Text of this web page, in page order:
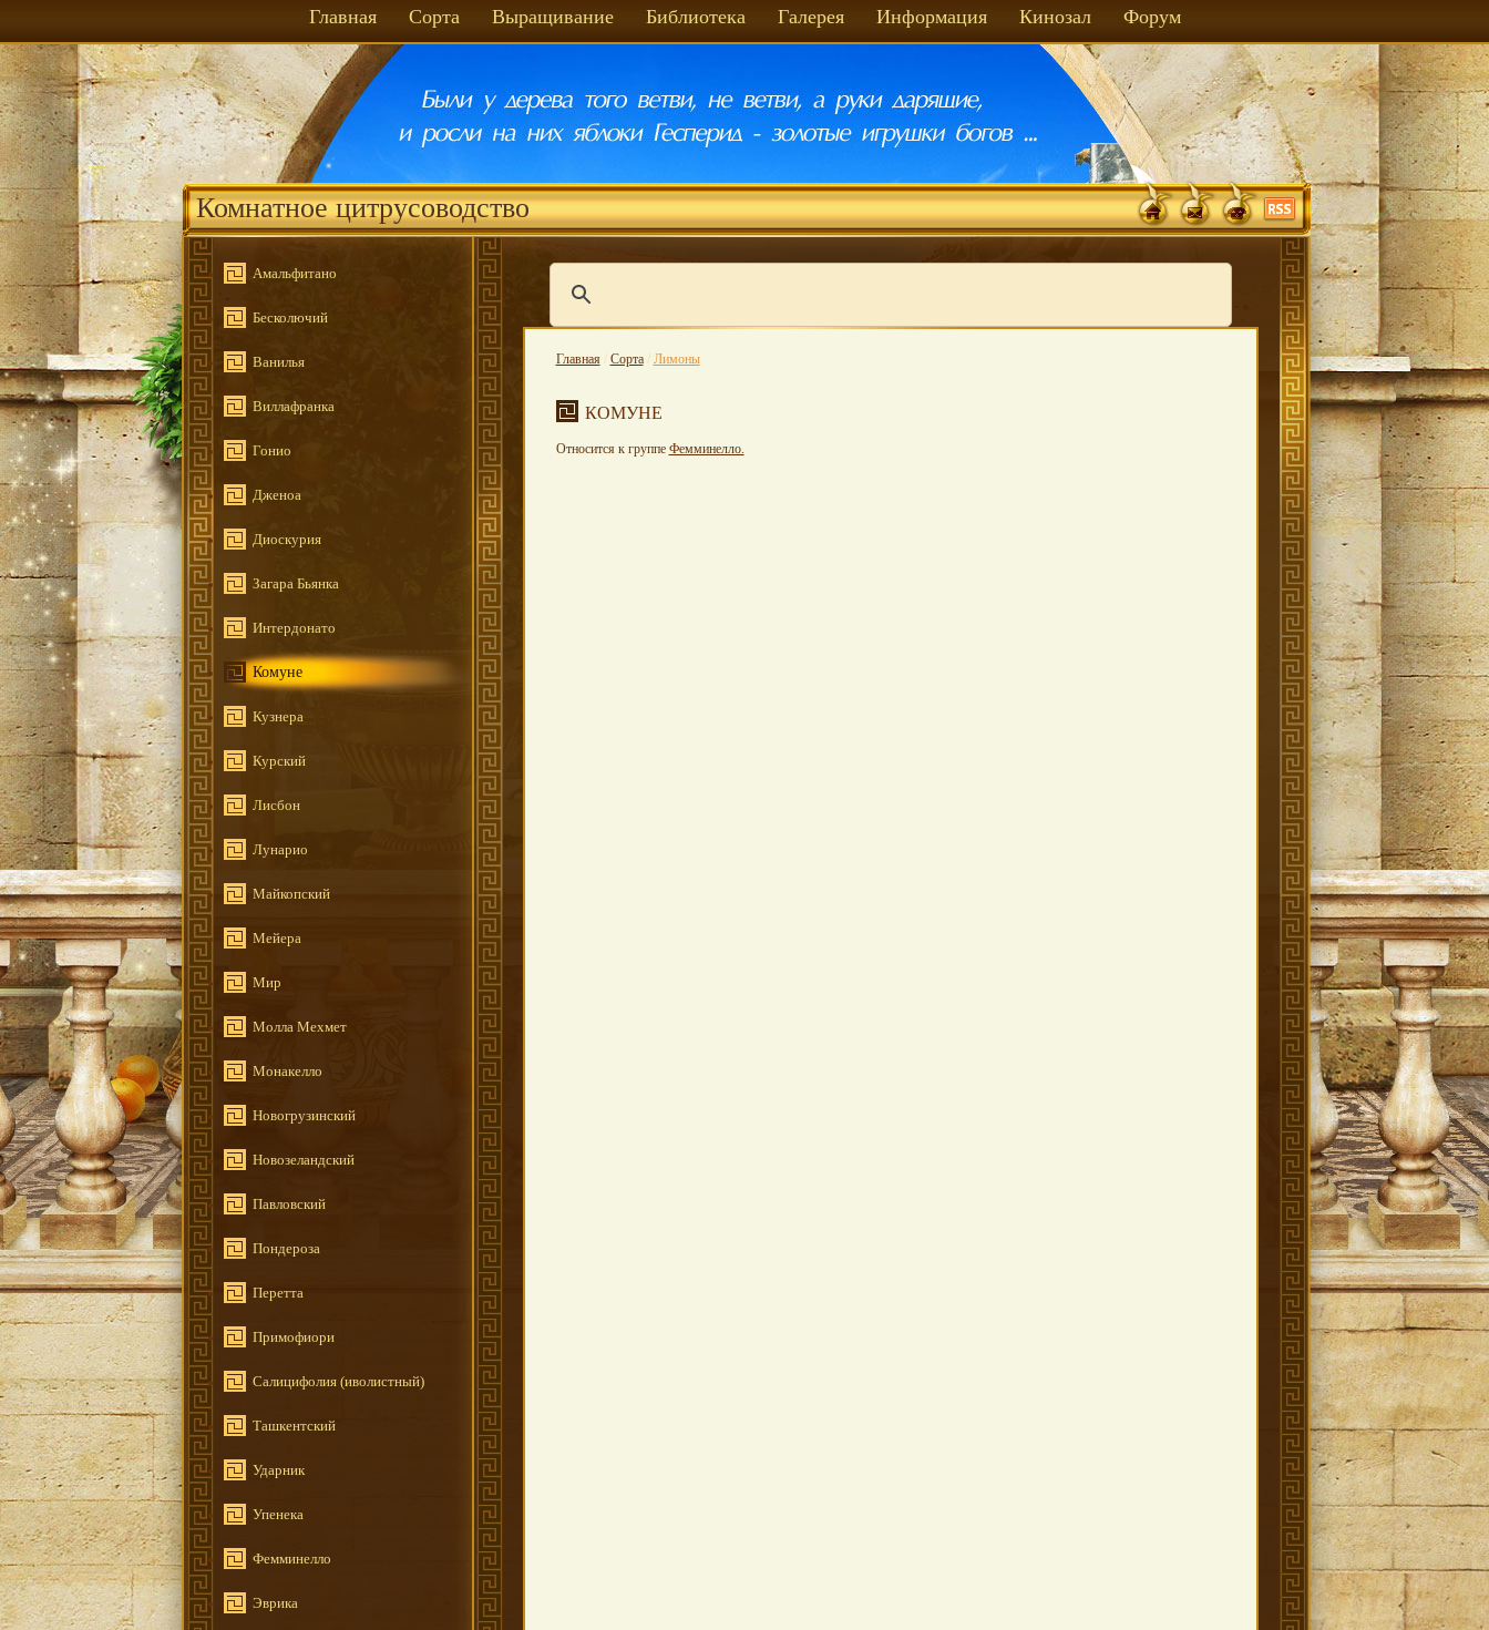
Главная Сорта Выращивание Библиотека Галерея Информация Кинозал Форум
Комнатное цитрусоводство
Амальфитано
Бесколючий
Ванилья
Виллафранка
Гонио
Дженоа
Диоскурия
Загара Бьянка
Интердонато
Комуне
Кузнера
Курский
Лисбон
Лунарио
Майкопский
Мейера
Мир
Молла Мехмет
Монакелло
Новогрузинский
Новозеландский
Павловский
Пондероза
Перетта
Примофиори
Салицифолия (иволистный)
Ташкентский
Ударник
Упенека
Фемминелло
Эврика
Главная/ Сорта/ Лимоны
КОМУНЕ
Относится к группе Фемминелло.